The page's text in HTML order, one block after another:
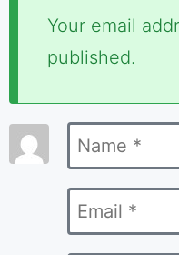
Your email
published.
Required
marked
Name
*
Email
*